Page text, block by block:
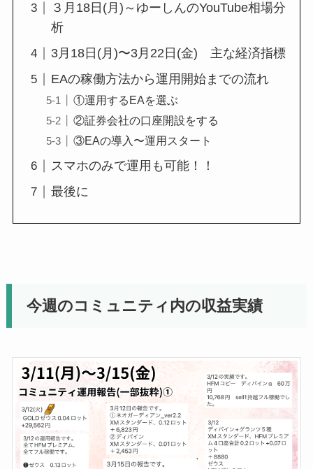
３月18日(月)～ゆーしんのYouTube相場分
析
3月18日(月)〜3月22日(金) 主な経済指標
EAの稼働方法から運用開始までの流れ
①運用するEAを選ぶ
②証券会社の口座開設をする
③EAの導入〜運用スタート
スマホのみで運用も可能！！
最後に
今週のコミュニティ内の収益実績